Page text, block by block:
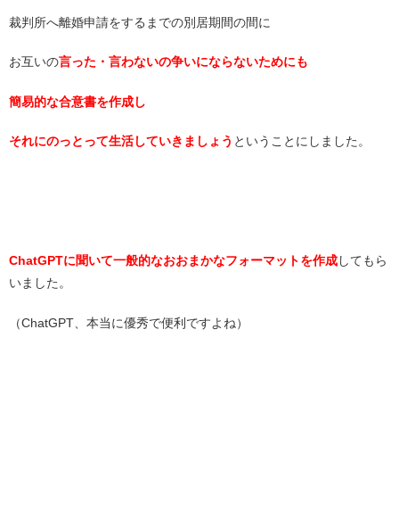
裁判所へ離婚申請をするまでの別居期間の間に
お互いの言った・言わないの争いにならないためにも
簡易的な合意書を作成し
それにのっとって生活していきましょう ということにしました。
ChatGPTに聞いて一般的なおおまかなフォーマットを作成してもら
いました。
（ChatGPT、本当に優秀で便利ですよね）